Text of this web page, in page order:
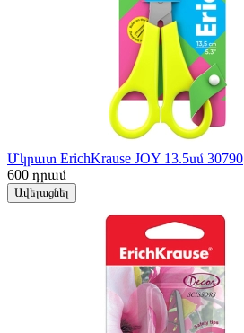
Մկրատ ErichKrause JOY 13.5սմ 30790
600 դրամ
Ավելացնել